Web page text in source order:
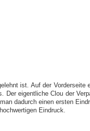
ist. Auf der Vorderseite
Der eigentliche Clou der
dadurch einen ersten
Eindruck.